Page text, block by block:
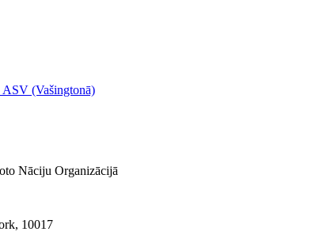
(Vašingtonā)
Nāciju Organizācijā
10017